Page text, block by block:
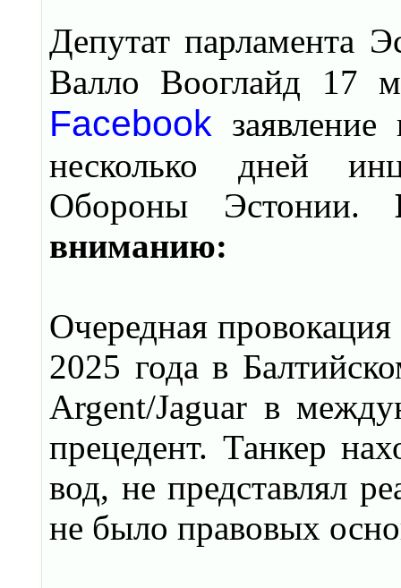
Депутат парламента
Валло Вооглайд 17
Facebook
несколько дней
Обороны Эстонии.
вниманию:
Очередная
2025 года в
Argent/Jaguar в
прецедент. Танкер
вод, не представлял
не было правовых